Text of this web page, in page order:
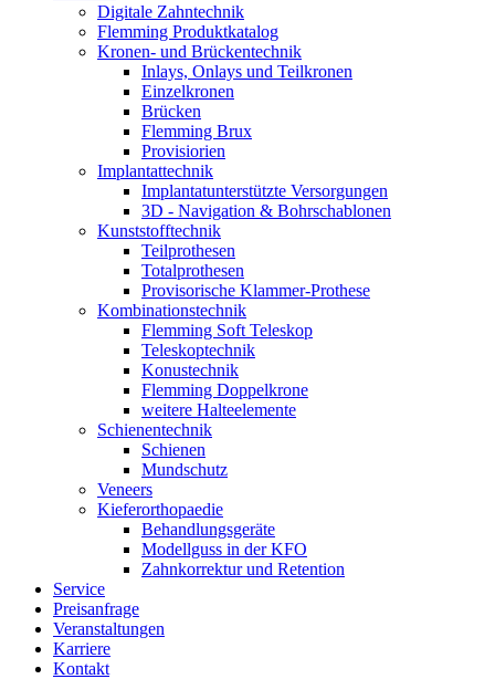
Digitale Zahntechnik
Flemming Produktkatalog
Kronen- und Brückentechnik
Inlays, Onlays und Teilkronen
Einzelkronen
Brücken
Flemming Brux
Provisiorien
Implantat­technik
Implantat­unterstützte Versorgungen
3D - Navigation & Bohr­schablonen
Kunststoff­technik
Teilprothesen
Totalprothesen
Provisorische Klammer-Prothese
Kombinations­technik
Flemming Soft Teleskop
Teleskoptechnik
Konustechnik
Flemming Doppelkrone
weitere Halteelemente
Schienen­technik
Schienen
Mundschutz
Veneers
Kieferorthopaedie
Behandlungs­geräte
Modellguss in der KFO
Zahnkorrektur und Retention
Service
Preisanfrage
Veranstaltungen
Karriere
Kontakt